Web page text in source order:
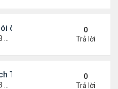
ông Trump muốn chuyển 10
0
Trả lời
Tổng thống Iran 'mềm
0
Trả lời